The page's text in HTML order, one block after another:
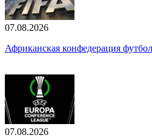
07.08.2026
Африканская конфедерация
07.08.2026